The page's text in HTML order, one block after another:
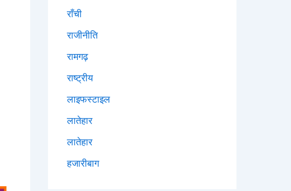
राँची
राजीनीति
रामगढ़
राष्ट्रीय
लाइफस्टाइल
लातेहार
लातेहार
हजारीबाग